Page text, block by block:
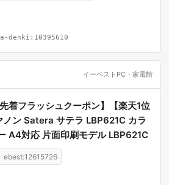
denki:10395610
イーベストPC・家電館
着フラッシュクーポン】【楽天1位
ン Satera サテラ LBP621C カラ
A4対応 片面印刷モデル LBP621C
ebest:12615726